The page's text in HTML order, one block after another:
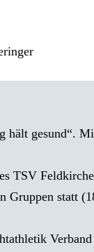
gesund“.
TSV
statt